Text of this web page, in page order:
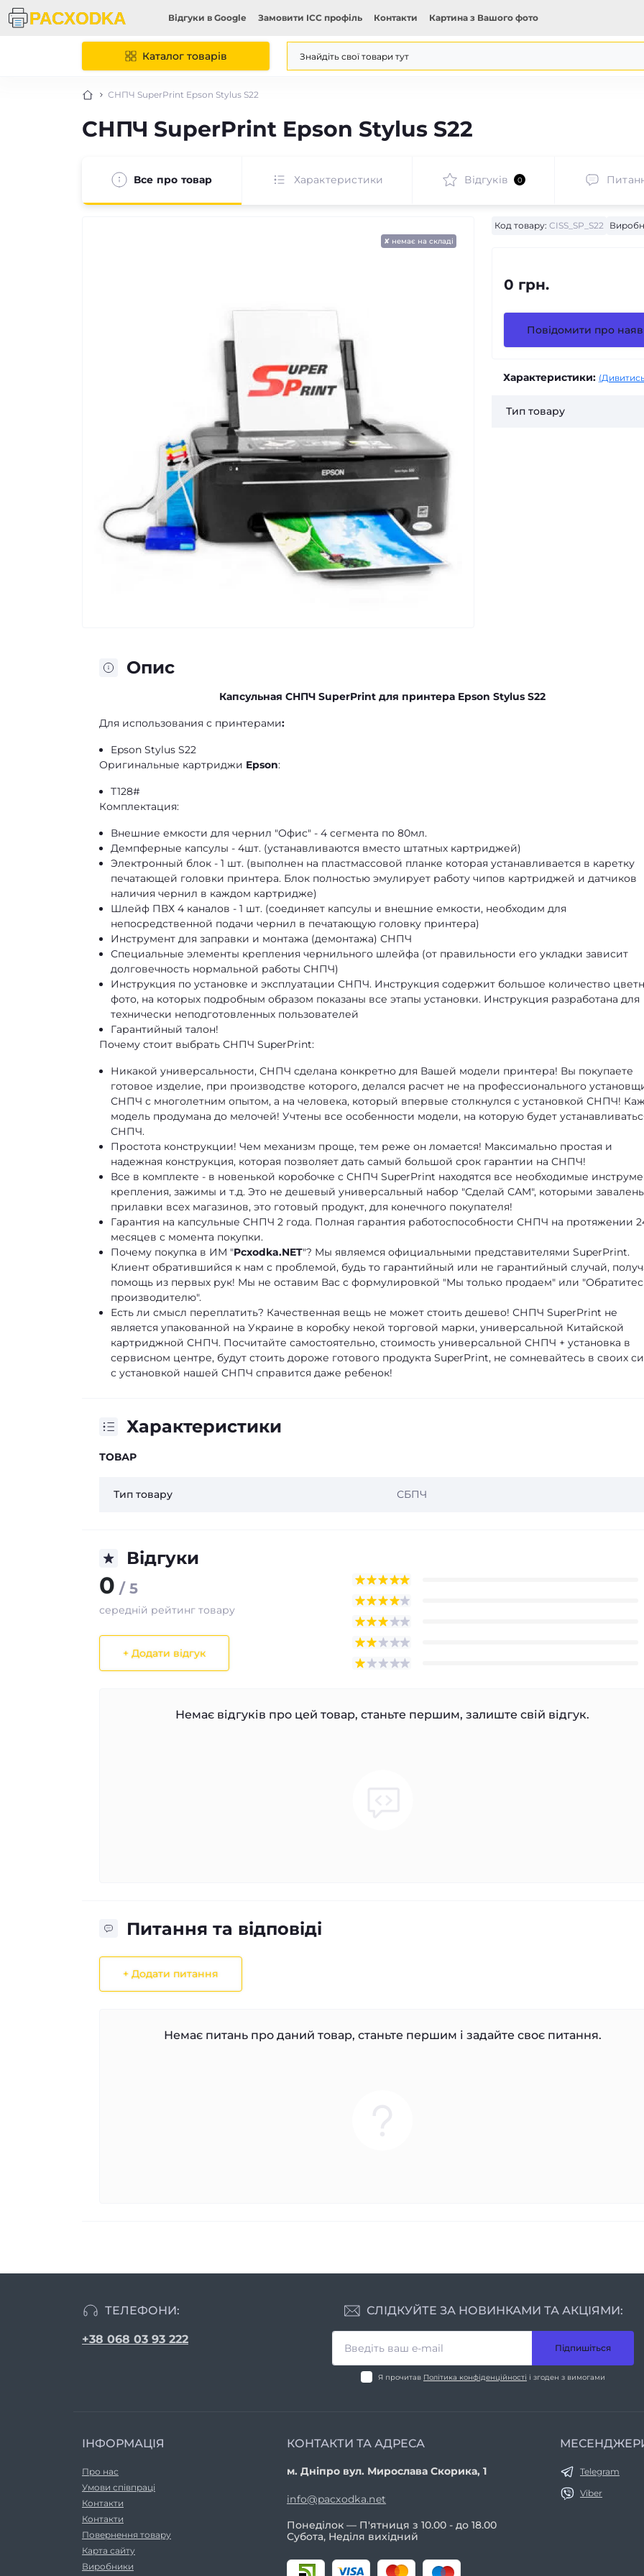
Відгуки в Google Замовити ICC профіль Контакти Картина з Вашого фото
Каталог товарів
СНПЧ SuperPrint Epson Stylus S22
СНПЧ SuperPrint Epson Stylus S22
Все про товар Характеристики Відгуків 0
✘ немає на складі
Код товару: CISS_SP_S22
0 грн.
Повідомити про
Характеристики: (Дивитись
Тип товару
Опис
Капсульная СНПЧ SuperPrint для принтера Epson Stylus S22
Для использования с принтерами:
Epson Stylus S22
Оригинальные картриджи Epson:
T128#
Комплектация:
Внешние емкости для чернил "Офис" - 4 сегмента по 80мл.
Демпферные капсулы - 4шт. (устанавливаются вместо штатных картриджей)
Электронный блок - 1 шт. (выполнен на пластмассовой планке которая устанавливается в каретку
печатающей головки принтера. Блок полностью эмулирует работу чипов картриджей и датчиков
наличия чернил в каждом картридже)
Шлейф ПВХ 4 каналов - 1 шт. (соединяет капсулы и внешние емкости, необходим для
непосредственной подачи чернил в печатающую головку принтера)
Инструмент для заправки и монтажа (демонтажа) СНПЧ
Специальные элементы крепления чернильного шлейфа (от правильности его укладки зависит
долговечность нормальной работы СНПЧ)
Инструкция по установке и эксплуатации СНПЧ. Инструкция содержит большое количество
фото, на которых подробным образом показаны все этапы установки. Инструкция разработана для
технически неподготовленных пользователей
Гарантийный талон!
Почему стоит выбрать СНПЧ SuperPrint:
Никакой универсальности, СНПЧ сделана конкретно для Вашей модели принтера! Вы покупаете
готовое изделие, при производстве которого, делался расчет не на профессионального
СНПЧ с многолетним опытом, а на человека, который впервые столкнулся с установкой СНПЧ!
модель продумана до мелочей! Учтены все особенности модели, на которую будет
СНПЧ.
Простота конструкции! Чем механизм проще, тем реже он ломается! Максимально простая и
надежная конструкция, которая позволяет дать самый большой срок гарантии на СНПЧ!
Все в комплекте - в новенькой коробочке с СНПЧ SuperPrint находятся все необходимые
крепления, зажимы и т.д. Это не дешевый универсальный набор "Сделай САМ", которыми
прилавки всех магазинов, это готовый продукт, для конечного покупателя!
Гарантия на капсульные СНПЧ 2 года. Полная гарантия работоспособности СНПЧ на протяжении
месяцев с момента покупки.
Почему покупка в ИМ "Pcxodka.NET"? Мы являемся официальными представителями SuperPrint.
Клиент обратившийся к нам с проблемой, будь то гарантийный или не гарантийный случай,
помощь из первых рук! Мы не оставим Вас с формулировкой "Мы только продаем" или
производителю".
Есть ли смысл переплатить? Качественная вещь не может стоить дешево! СНПЧ SuperPrint не
является упакованной на Украине в коробку некой торговой марки, универсальной Китайской
картриджной СНПЧ. Посчитайте самостоятельно, стоимость универсальной СНПЧ + установка в
сервисном центре, будут стоить дороже готового продукта SuperPrint, не сомневайтесь в своих
с установкой нашей СНПЧ справится даже ребенок!
Характеристики
ТОВАР
Тип товару СБПЧ
Відгуки
0 / 5
середній рейтинг товару
+ Додати відгук
Немає відгуків про цей товар, станьте першим, залиште свій відгук.
Питання та відповіді
+ Додати питання
Немає питань про даний товар, станьте першим і задайте своє питання.
ТЕЛЕФОНИ:
+38 068 03 93 222
СЛІДКУЙТЕ ЗА НОВИНКАМИ ТА АКЦІЯМИ:
Підпишіться
Я прочитав Політика конфіденційності і згоден з вимогами
ІНФОРМАЦІЯ
Про нас
Умови співпраці
Контакти
Контакти
Повернення товару
Карта сайту
Виробники
КОНТАКТИ ТА АДРЕСА
м. Дніпро вул. Мирослава Скорика, 1
info@pacxodka.net
Понеділок — П'ятниця з 10.00 - до 18.00
Субота, Неділя вихідний
Telegram
Viber